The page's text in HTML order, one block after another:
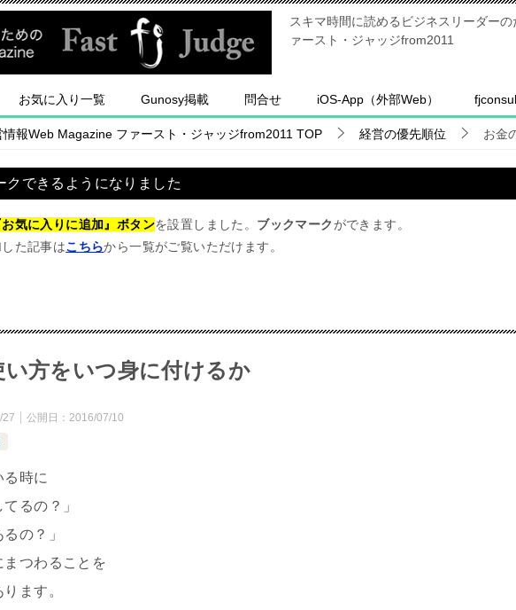
スキマ時間に読めるビジネスリーダー
ァースト・ジャッジfrom2011
お気に入り一覧 Gunosy掲載 問合せ iOS-App（外部Web）
報Web Magazine ファースト・ジャッジfrom2011 TOP 経営の優先順位 お金
クできるようになりました
お気に入りに追加』ボタンを設置しました。 ブックマーク ができます。
た記事はこちらから一覧がご覧いただけます。
い方をいつ身に付けるか
27 公開日： 2016/07/10
る時に
てるの？」
の？」
まつわることを
ます。